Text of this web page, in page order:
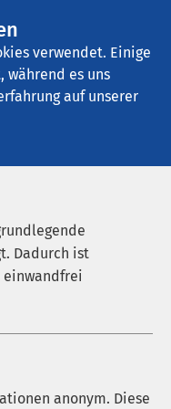
verwendet. Einige
während es uns
auf unserer
Dadurch ist
einwandfrei
anonym. Diese